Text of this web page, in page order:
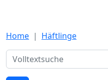
Home
Häftlinge
Suche